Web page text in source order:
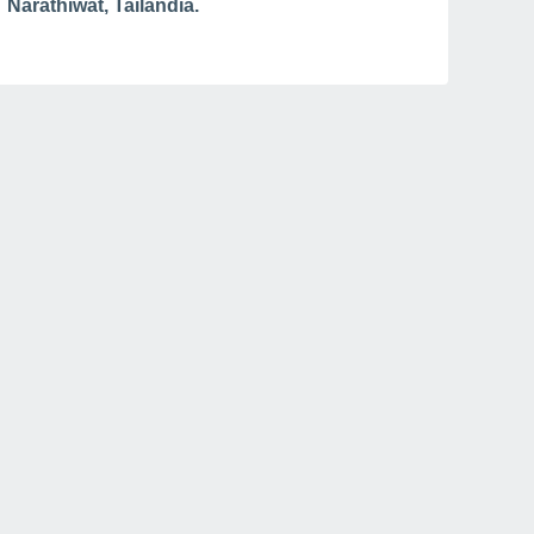
Narathiwat, Tailandia.